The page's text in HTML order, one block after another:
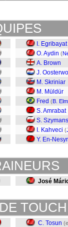
I. Egribayat
O. Aydin (
A. Brown
J.
M. Skriniar
M. Müldür
Fred (B.
S. Amrabat
S.
I. Kahveci (
Y. En-
José
C. Tosun